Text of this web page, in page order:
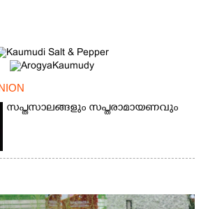
സപ്തസാലങ്ങളും സപ്തരാമായണവും